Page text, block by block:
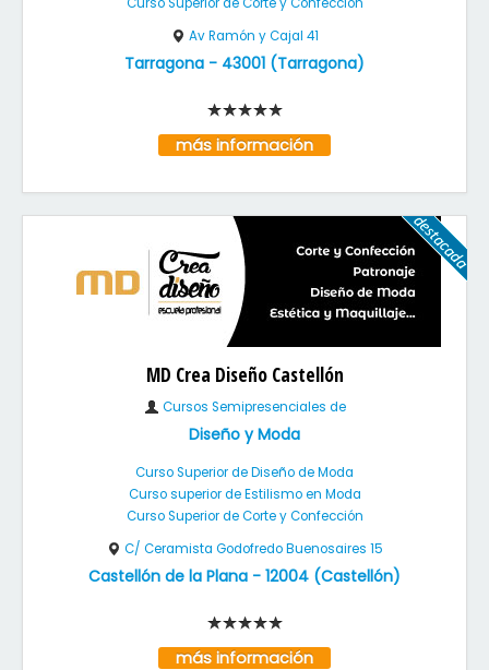
Av Ramón y Cajal 41
Tarragona - 43001 (Tarragona)
más información
MD Crea Diseño Castellón
Cursos Semipresenciales de
Diseño y Moda
Curso Superior de Diseño de Moda
Curso superior de Estilismo en Moda
Curso Superior de Corte y Confección
C/ Ceramista Godofredo Buenosaires 15
Castellón de la Plana - 12004 (Castellón)
más información